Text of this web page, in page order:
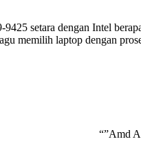
setara dengan Intel
memilih laptop dengan
“”Amd